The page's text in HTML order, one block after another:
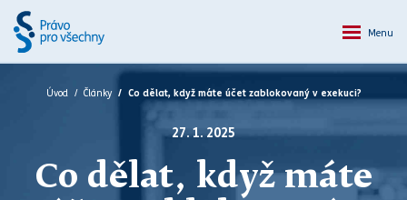
Menu
Úvod Články Co dělat, když máte účet zablokovaný v exekuci?
27. 1. 2025
Co dělat, když máte